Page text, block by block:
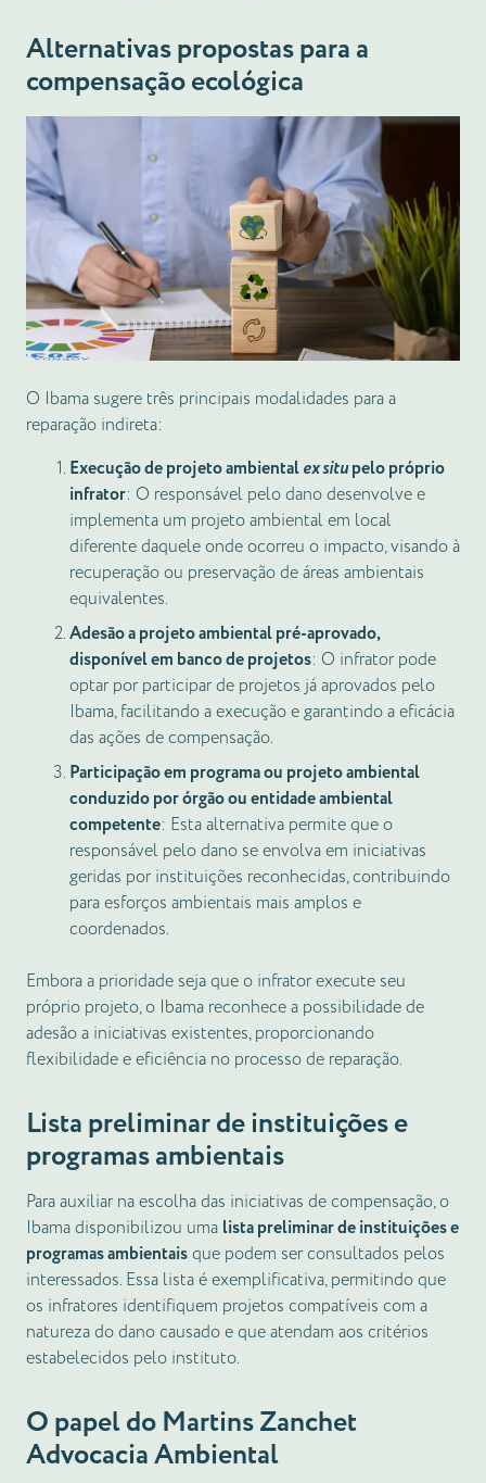
Alternativas propostas para a
compensação ecológica
O Ibama sugere três principais modalidades para a
reparação indireta:
Execução de projeto ambientalex situpelo próprio
infrator: O responsável pelo dano desenvolve e
implementa um projeto ambiental em local
diferente daquele onde ocorreu o impacto, visando à
recuperação ou preservação de áreas ambientais
equivalentes.
Adesão a projeto ambiental pré-aprovado,
disponível em banco de projetos: O infrator pode
optar por participar de projetos já aprovados pelo
Ibama, facilitando a execução e garantindo a eficácia
das ações de compensação.
Participação em programa ou projeto ambiental
conduzido por órgão ou entidade ambiental
competente: Esta alternativa permite que o
responsável pelo dano se envolva em iniciativas
geridas por instituições reconhecidas, contribuindo
para esforços ambientais mais amplos e
coordenados.
Embora a prioridade seja que o infrator execute seu
próprio projeto, o Ibama reconhece a possibilidade de
adesão a iniciativas existentes, proporcionando
flexibilidade e eficiência no processo de reparação.
Lista preliminar de instituições e
programas ambientais
Para auxiliar na escolha das iniciativas de compensação, o
Ibama disponibilizou uma lista preliminar de instituições e
programas ambientaisque podem ser consultados pelos
interessados. Essa lista é exemplificativa, permitindo que
os infratores identifiquem projetos compatíveis com a
natureza do dano causado e que atendam aos critérios
estabelecidos pelo instituto.
O papel do Martins Zanchet
Advocacia Ambiental